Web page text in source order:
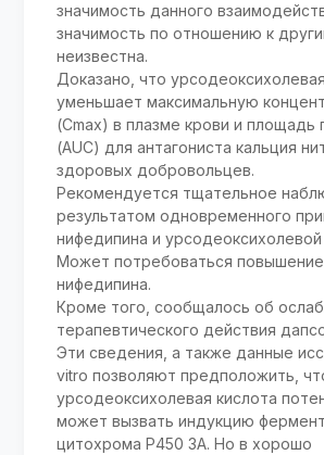
значимость данного
значимость по отношению к
неизвестна.
Доказано, что
уменьшает максимальную
(Сmax) в плазме крови и площадь
(AUC) для антагониста кальция
здоровых добровольцев.
Рекомендуется тщательное
результатом одновременного
нифедипина и урсодеоксихолевой
Может потребоваться
нифедипина.
Кроме того, сообщалось об
терапевтического действия
Эти сведения, а также данные
vitro позволяют предположить,
урсодеоксихолевая кислота
может вызвать индукцию
цитохрома Р450 ЗА. Но в хорошо